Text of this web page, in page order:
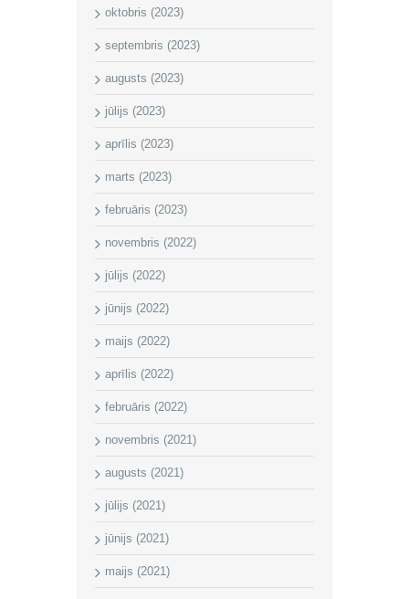
oktobris (2023)
septembris (2023)
augusts (2023)
jūlijs (2023)
aprīlis (2023)
marts (2023)
februāris (2023)
novembris (2022)
jūlijs (2022)
jūnijs (2022)
maijs (2022)
aprīlis (2022)
februāris (2022)
novembris (2021)
augusts (2021)
jūlijs (2021)
jūnijs (2021)
maijs (2021)